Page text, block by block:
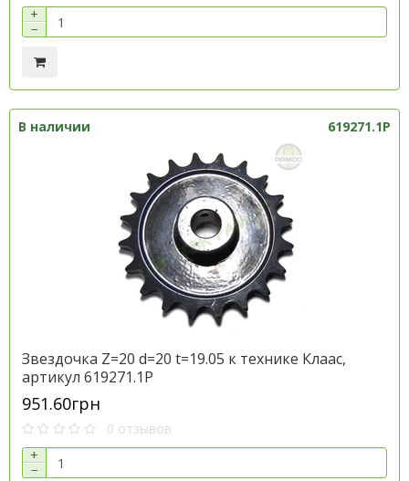
+
−
В наличии 619271.1P
Звездочка Z=20 d=20 t=19.05 к технике Клаас,
артикул 619271.1P
951.60грн
0 отзывов
+
−